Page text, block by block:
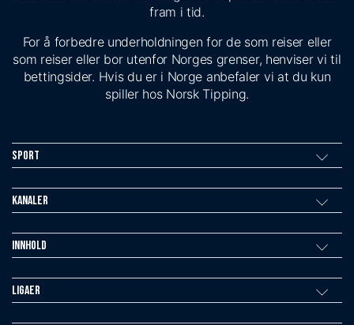
fram i tid.
For å forbedre underholdningen for de som reiser eller
som reiser eller bor utenfor Norges grenser, henviser vi til
bettingsider. Hvis du er i Norge anbefaler vi at du kun
spiller hos Norsk Tipping.
Sport
Kanaler
Innhold
Ligaer